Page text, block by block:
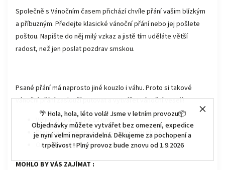
🌴 Hola, hola, léto volá! Jsme v letním provozu📦
Objednávky můžete vytvářet bez omezení, expedice
je nyní velmi nepravidelná. Děkujeme za pochopení a
trpělivost ! Plný provoz bude znovu od 1.9.2026
Společně s Vánočním časem přichází chvíle přání vašim blízkým
a příbuzným. Předejte klasické vánoční přání nebo jej pošlete
poštou. Napište do něj milý vzkaz a jistě tím uděláte větší
radost, než jen poslat pozdrav smskou.
Psané přání má naprosto jiné kouzlo i váhu. Proto si takové
vánoční přání zaslouží putovat a vytvářet vánoční veselí!
Velikost přání: 17 x 12 cm
Přání zasíláme společně s kraftovou obálkou.
Originální výroba Housedecor!
MOHLO BY VÁS ZAJÍMAT :